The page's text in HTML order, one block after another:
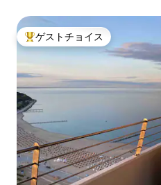
大好評のゲストチョイスです。
ゲストチョイス